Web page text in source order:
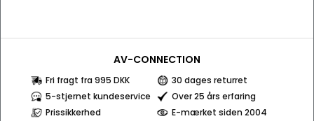
AV-CONNECTION
Fri fragt fra 995 DKK
30 dages returret
5-stjernet kundeservice
Over 25 års erfaring
Prissikkerhed
E-mærket siden 2004